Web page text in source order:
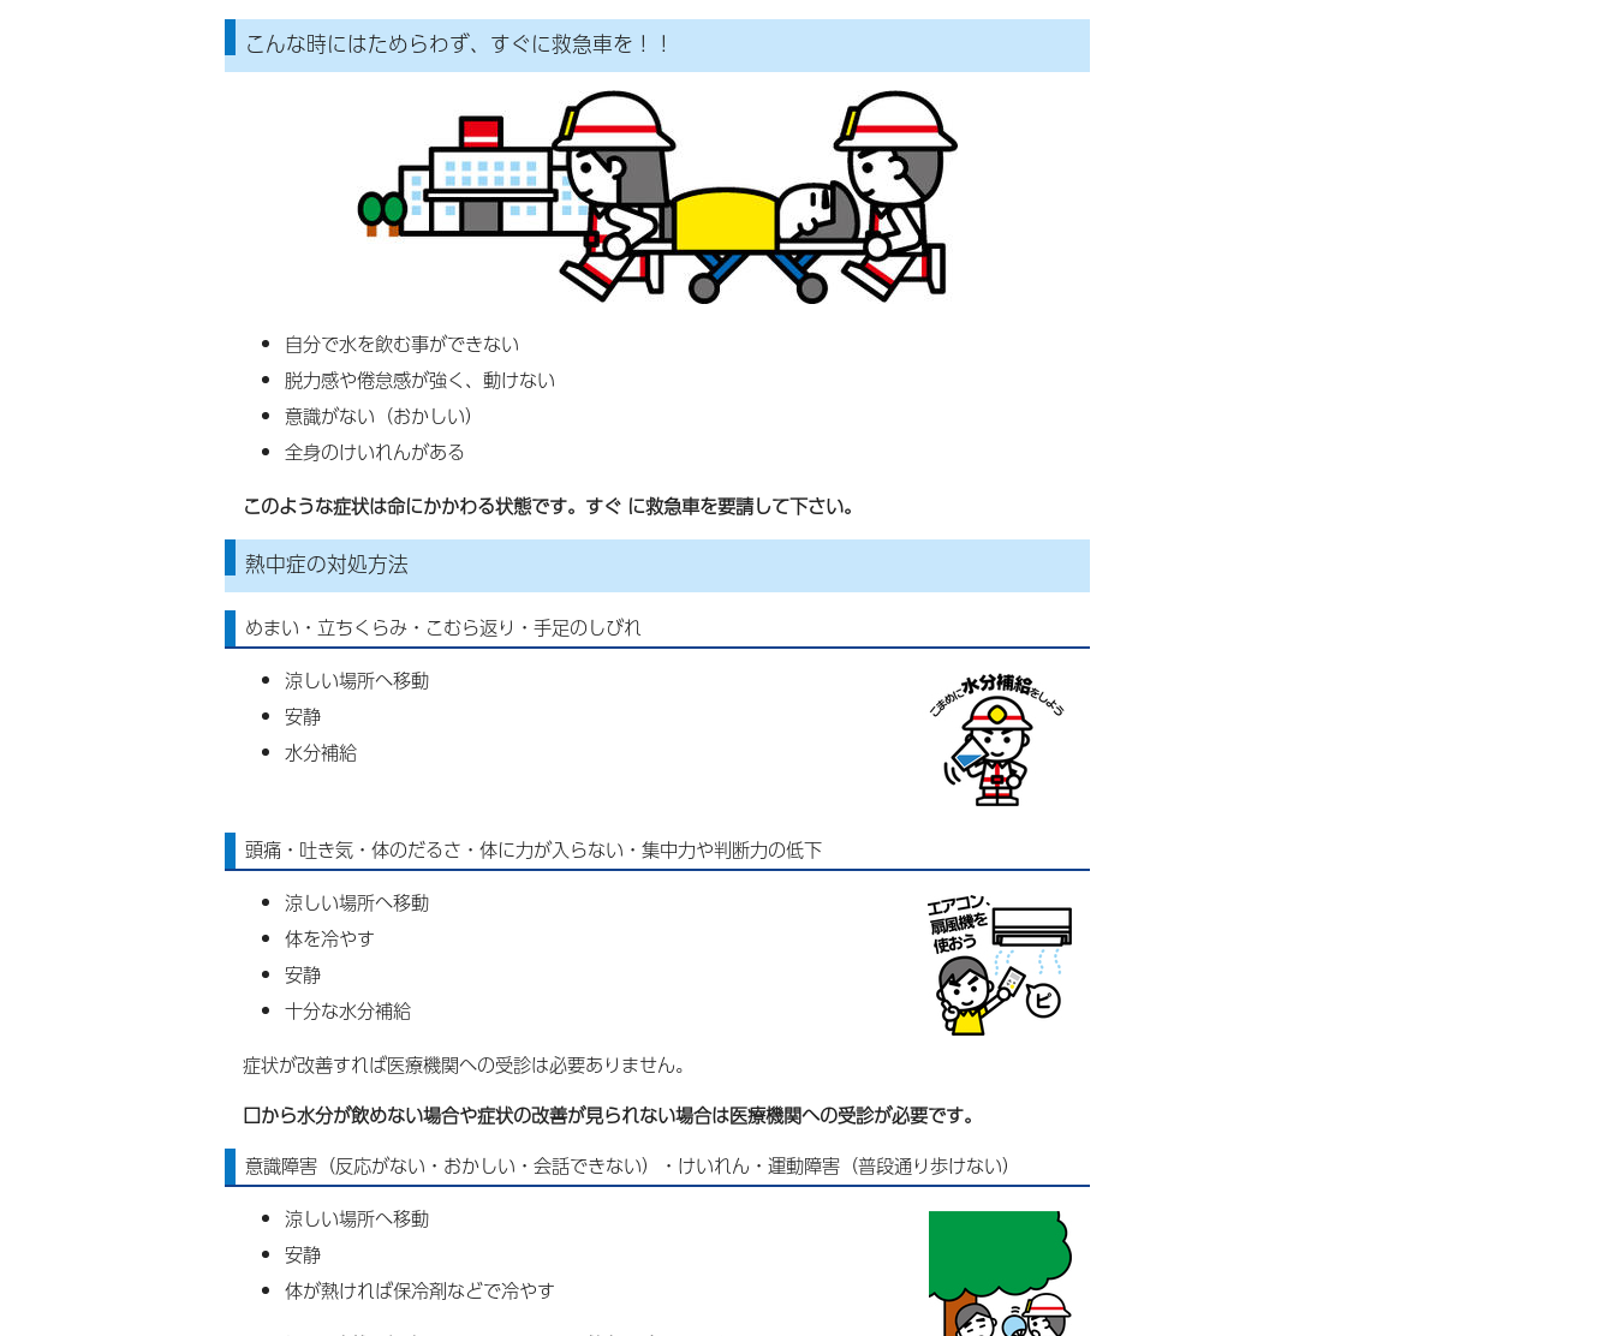
こんな時にはためらわず、すぐに救急車を！！
自分で水を飲む事ができない
脱力感や倦怠感が強く、動けない
意識がない（おかしい）
全身のけいれんがある
このような症状は命にかかわる状態です。すぐ に救急車を要請して下さい。
熱中症の対処方法
めまい・立ちくらみ・こむら返り・手足のしびれ
涼しい場所へ移動
安静
水分補給
頭痛・吐き気・体のだるさ・体に力が入らない・集中力や判断力の低下
涼しい場所へ移動
体を冷やす
安静
十分な水分補給
症状が改善すれば医療機関への受診は必要ありません。
口から水分が飲めない場合や症状の改善が見られない場合は医療機関への受診が必要です。
意識障害（反応がない・おかしい・会話できない）・けいれん・運動障害（普段通り歩けない）
涼しい場所へ移動
安静
体が熱ければ保冷剤などで冷やす